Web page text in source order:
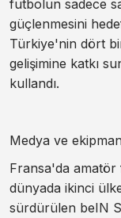
futbolun sadece
güçlenmesini
Türkiye'nin dört
gelişimine katkı
kullandı.
Medya ve
Fransa'da
dünyada ikinci
sürdürülen beIN